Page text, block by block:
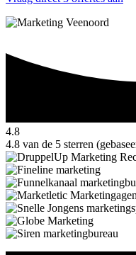
4.8
4.8 van de 5 sterren